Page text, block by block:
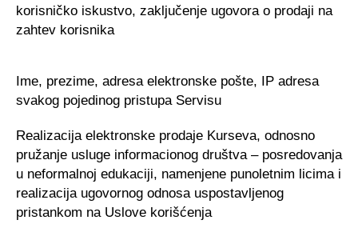
korisničko iskustvo, zaključenje ugovora o prodaji na
zahtev korisnika
Ime, prezime, adresa elektronske pošte, IP adresa
svakog pojedinog pristupa Servisu
Realizacija elektronske prodaje Kurseva, odnosno
pružanje usluge informacionog društva – posredovanja
u neformalnoj edukaciji, namenjene punoletnim licima i
realizacija ugovornog odnosa uspostavljenog
pristankom na Uslove korišćenja